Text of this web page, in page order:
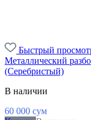
Быстрый
Металлический
(Серебристый)
В наличии
60 000 сум